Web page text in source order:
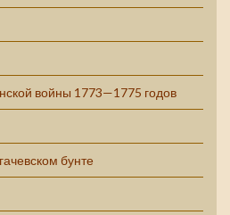
войны 1773—1775 годов
бунте